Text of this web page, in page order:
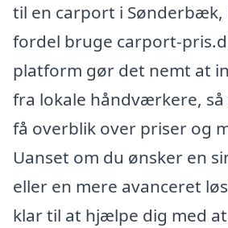
til en carport i Sønderbæk,
fordel bruge carport-
platform gør det nemt at
fra lokale håndværkere,
få overblik over priser og
Uanset om du ønsker en
eller en mere avanceret
klar til at hjælpe dig med